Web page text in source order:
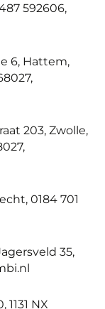
592606,
6, Hattem,
203, Zwolle,
0184 701
35,
NX